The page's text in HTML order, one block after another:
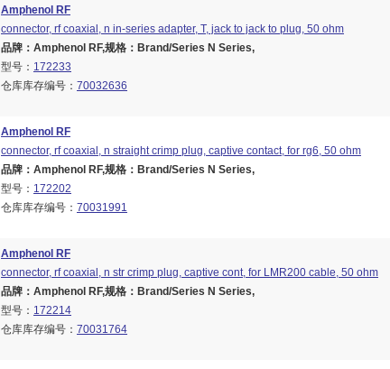
Amphenol RF
connector, rf coaxial, n in-series adapter, T, jack to jack to plug, 50 ohm
品牌：Amphenol RF,规格：Brand/Series N Series,
型号： 172233
仓库库存编号： 70032636
Amphenol RF
connector, rf coaxial, n straight crimp plug, captive contact, for rg6, 50 ohm
品牌：Amphenol RF,规格：Brand/Series N Series,
型号： 172202
仓库库存编号： 70031991
Amphenol RF
connector, rf coaxial, n str crimp plug, captive cont, for LMR200 cable, 50 ohm
品牌：Amphenol RF,规格：Brand/Series N Series,
型号： 172214
仓库库存编号： 70031764